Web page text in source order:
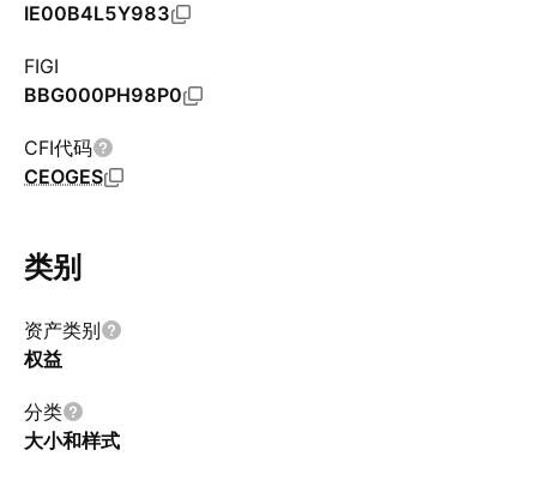
IE00B4L5Y983
FIGI
BBG000PH98P0
CFI代码
CEOGES
类别
资产类别
权益
分类
大小和样式